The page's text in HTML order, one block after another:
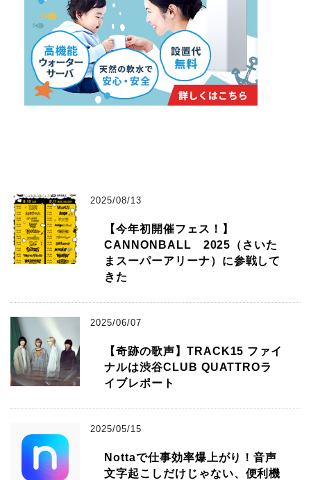
2025/08/13
【今年初開催フェス！】
CANNONBALL 2025（さいた
まスーパーアリーナ）に参戦して
きた
2025/06/07
【奇跡の歌声】TRACK15 ファイ
ナルは渋谷CLUB QUATTROラ
イブレポート
2025/05/15
Nottaで仕事効率爆上がり！音声
文字起こしだけじゃない、便利機